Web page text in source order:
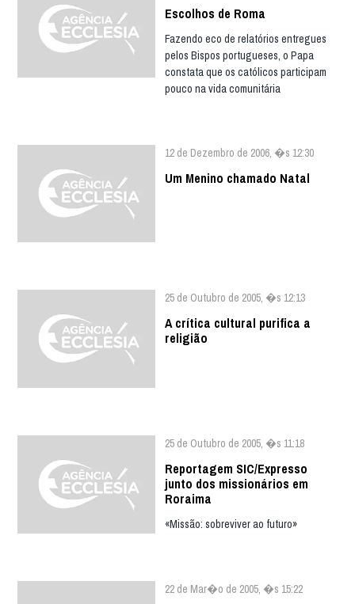
Escolhos de Roma
Fazendo eco de relatórios entregues
pelos Bispos portugueses, o Papa
constata que os católicos participam
pouco na vida comunitária
12 de Dezembro de 2006, �s 12:30
Um Menino chamado Natal
25 de Outubro de 2005, �s 12:13
A crítica cultural purifica a
religião
25 de Outubro de 2005, �s 11:18
Reportagem SIC/Expresso
junto dos missionários em
Roraima
«Missão: sobreviver ao futuro»
22 de Mar�o de 2005, �s 15:22